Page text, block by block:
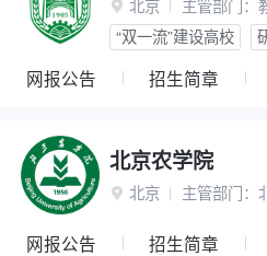
 北京 主管部门：
“双一流”建设高校
网报公告 招生简章
北京农学院
 北京 主管部门：
网报公告 招生简章